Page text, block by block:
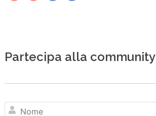
Partecipa alla community